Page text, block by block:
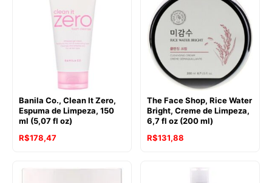
Banila Co., Clean It Zero,
Espuma de Limpeza, 150
ml (5,07 fl oz)
R$178,47
The Face Shop, Rice Water
Bright, Creme de Limpeza,
6,7 fl oz (200 ml)
R$131,88